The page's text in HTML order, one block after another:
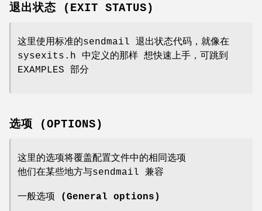
退出状态 (EXIT STATUS)
这里使用标准的sendmail 退出状态代码，就像在
sysexits.h 中定义的那样 想快速上手，可跳到
EXAMPLES 部分
选项 (OPTIONS)
这里的选项将覆盖配置文件中的相同选项
他们在某些地方与sendmail 兼容
一般选项 (General options)